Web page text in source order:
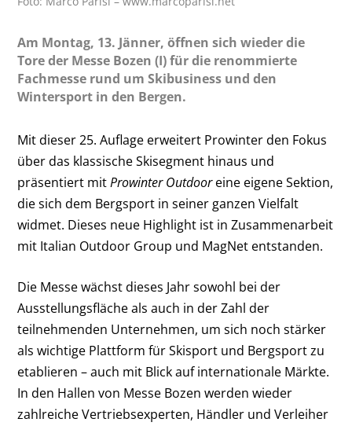
Am Montag, 13. Jänner, öffnen sich wieder die
Tore der Messe Bozen (I) für die renommierte
Fachmesse rund um Skibusiness und den
Wintersport in den Bergen.
Mit dieser 25. Auflage erweitert Prowinter den Fokus
über das klassische Skisegment hinaus und
präsentiert mitProwinter Outdooreine eigene Sektion,
die sich dem Bergsport in seiner ganzen Vielfalt
widmet. Dieses neue Highlight ist in Zusammenarbeit
mit Italian Outdoor Group und MagNet entstanden.
Die Messe wächst dieses Jahr sowohl bei der
Ausstellungsfläche als auch in der Zahl der
teilnehmenden Unternehmen, um sich noch stärker
als wichtige Plattform für Skisport und Bergsport zu
etablieren – auch mit Blick auf internationale Märkte.
In den Hallen von Messe Bozen werden wieder
zahlreiche Vertriebsexperten, Händler und Verleiher